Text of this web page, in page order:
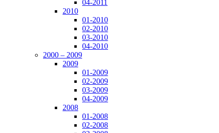
04-2011
2010
01-2010
02-2010
03-2010
04-2010
2000 – 2009
2009
01-2009
02-2009
03-2009
04-2009
2008
01-2008
02-2008